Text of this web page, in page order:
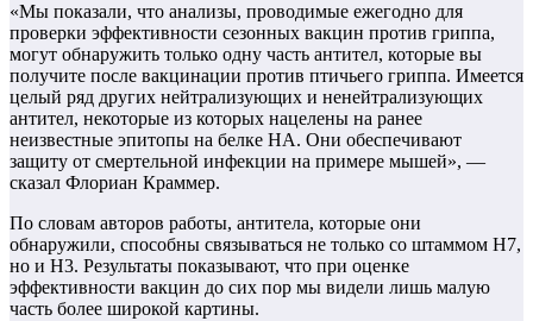
«Мы показали, что анализы, проводимые ежегодно для
проверки эффективности сезонных вакцин против гриппа,
могут обнаружить только одну часть антител, которые вы
получите после вакцинации против птичьего гриппа. Имеется
целый ряд других нейтрализующих и ненейтрализующих
антител, некоторые из которых нацелены на ранее
неизвестные эпитопы на белке HA. Они обеспечивают
защиту от смертельной инфекции на примере мышей», —
сказал Флориан Краммер.
По словам авторов работы, антитела, которые они
обнаружили, способны связываться не только со штаммом H7,
но и H3. Результаты показывают, что при оценке
эффективности вакцин до сих пор мы видели лишь малую
часть более широкой картины.